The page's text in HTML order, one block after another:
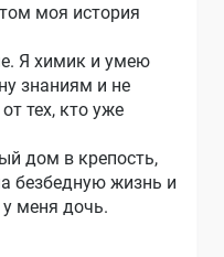
моя история
Я химик и умею
знаниям и не
тех, кто уже
дом в крепость,
безбедную жизнь и
меня дочь.